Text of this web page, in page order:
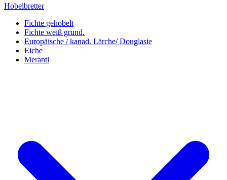
Hobelbretter
Fichte gehobelt
Fichte weiß grund.
Europäische / kanad. Lärche/ Douglasie
Eiche
Meranti